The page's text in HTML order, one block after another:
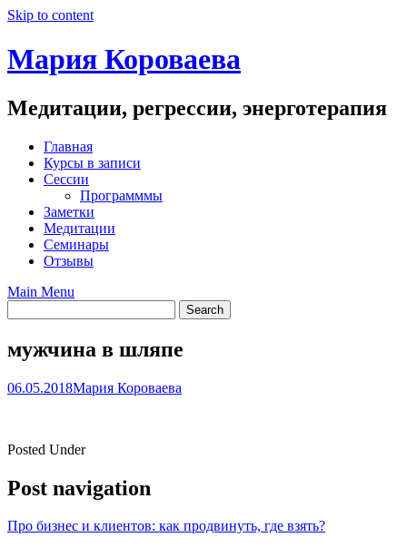
Skip to content
Мария Короваева
Медитации, регрессии, энерготерапия
Главная
Курсы в записи
Сессии
Программмы
Заметки
Медитации
Семинары
Отзывы
Main Menu
мужчина в шляпе
06.05.2018Мария Короваева
Posted Under
Post navigation
Про бизнес и клиентов: как продвинуть, где взять?